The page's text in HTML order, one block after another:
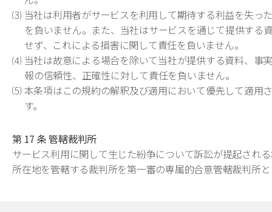
⑶ 当社は利用者がサービスを利用して期待する利益を失っ
を負いません。また、当社はサービスを通じて提供する
せず、これによる損害に関して責任を負いません。
⑷ 当社は故意による場合を除いて当社が提供する資料、事
報の信頼性、正確性に対して責任を負いません。
⑸ 本条項はこの規約の解釈及び適用において優先して適用
す。
第 17 条 管轄裁判所
サービス利用に関して生じた紛争について訴訟が提起され
所在地を管轄する裁判所を第一審の専属的合意管轄裁判所